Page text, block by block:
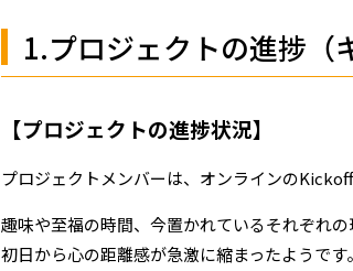
1.プロジェクトの進捗（
【プロジェクトの進捗状況】
プロジェクトメンバーは、オンラインの
趣味や至福の時間、今置かれているそれぞれ
初日から心の距離感が急激に縮まったようで